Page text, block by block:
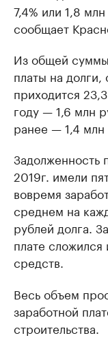
7,4% или 1,8
сообщает
Из общей
платы на долги,
приходится
году — 1,6 млн
ранее — 1,4 млн
Задолженность
2019г. имели
вовремя
среднем на
рублей долга.
плате сложился
средств.
Весь объем
заработной
строительства.